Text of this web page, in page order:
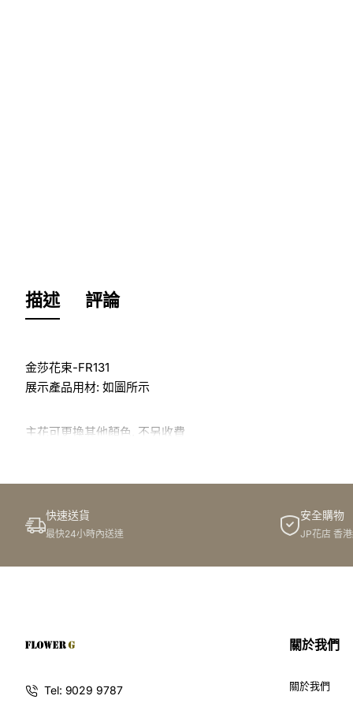
描述 評論
金莎花束-FR131
展示產品用材: 如圖所示
主花可更換其他顏色, 不另收費
訂購鮮花及手工製品前,為保障客戶利益,請閱讀 條款及細則
此花束價格不適用於(情人節期間 4/2-16/2)
快速送貨
最快24小時內送達
安全購物
JP花店 香
Tel: 9029 9787
關於我們
關於我們